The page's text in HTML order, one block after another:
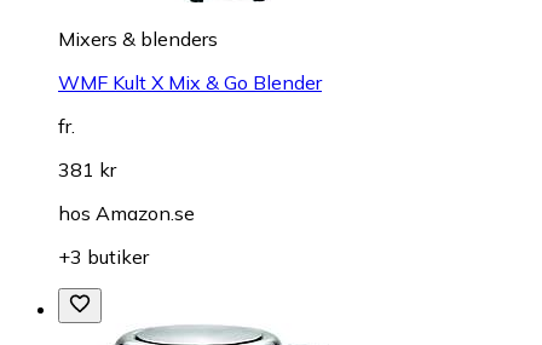
Mixers & blenders
WMF Kult X Mix & Go Blender
fr.
381 kr
hos Amazon.se
+3 butiker